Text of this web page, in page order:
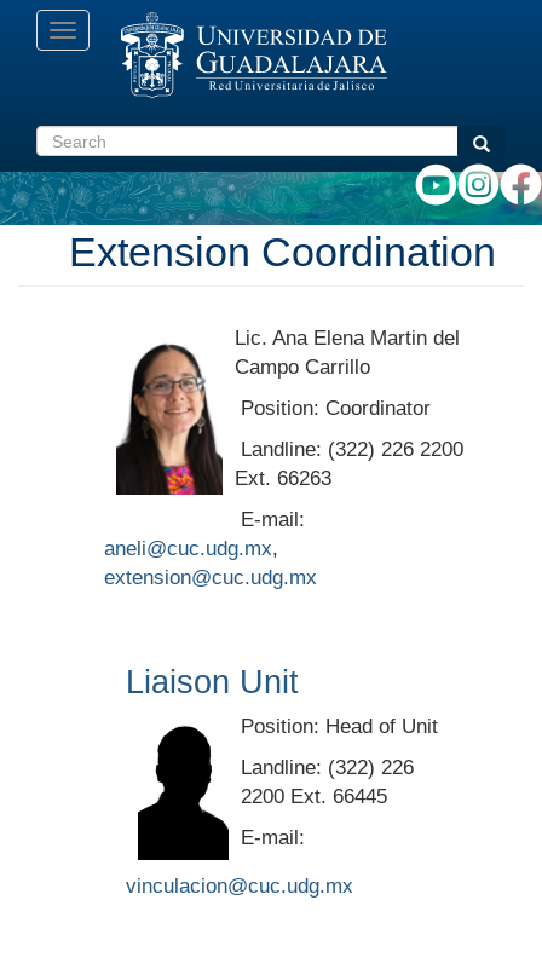
Toggle
navigation
Search Search
Extension Coordination
Lic. Ana Elena Martin del
Campo Carrillo
Position: Coordinator
Landline: (322) 226 2200
Ext. 66263
E-mail:
aneli@cuc.udg.mx,
extension@cuc.udg.mx
Liaison Unit
Position: Head of Unit
Landline: (322) 226
2200 Ext. 66445
E-mail:
vinculacion@cuc.udg.mx